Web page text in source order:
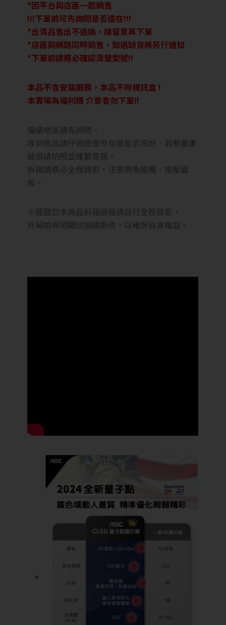
*因平台與店面一起銷售
!!!下單前可先詢問是否還在!!!
*出清品售出不退換，請留意再下單
*店面與網路同時銷售，如遇缺貨將另行通知
*下單前請務必確認清楚型號!!
本品不含安裝服務，本品不附視訊盒 !
本賣場為福利機 介意者勿下單!!
偏遠地區請先詢問。
收到商品請仔細檢查外包裝是否完好，若有嚴重
破損請拍照並連繫客服。
拆箱請務必全程錄影，注意避免碰觸、按壓面
板。
※提醒您本商品拆箱過程請自行全程錄影，
外箱如有明顯凹損請拒收。以確保自身權益。